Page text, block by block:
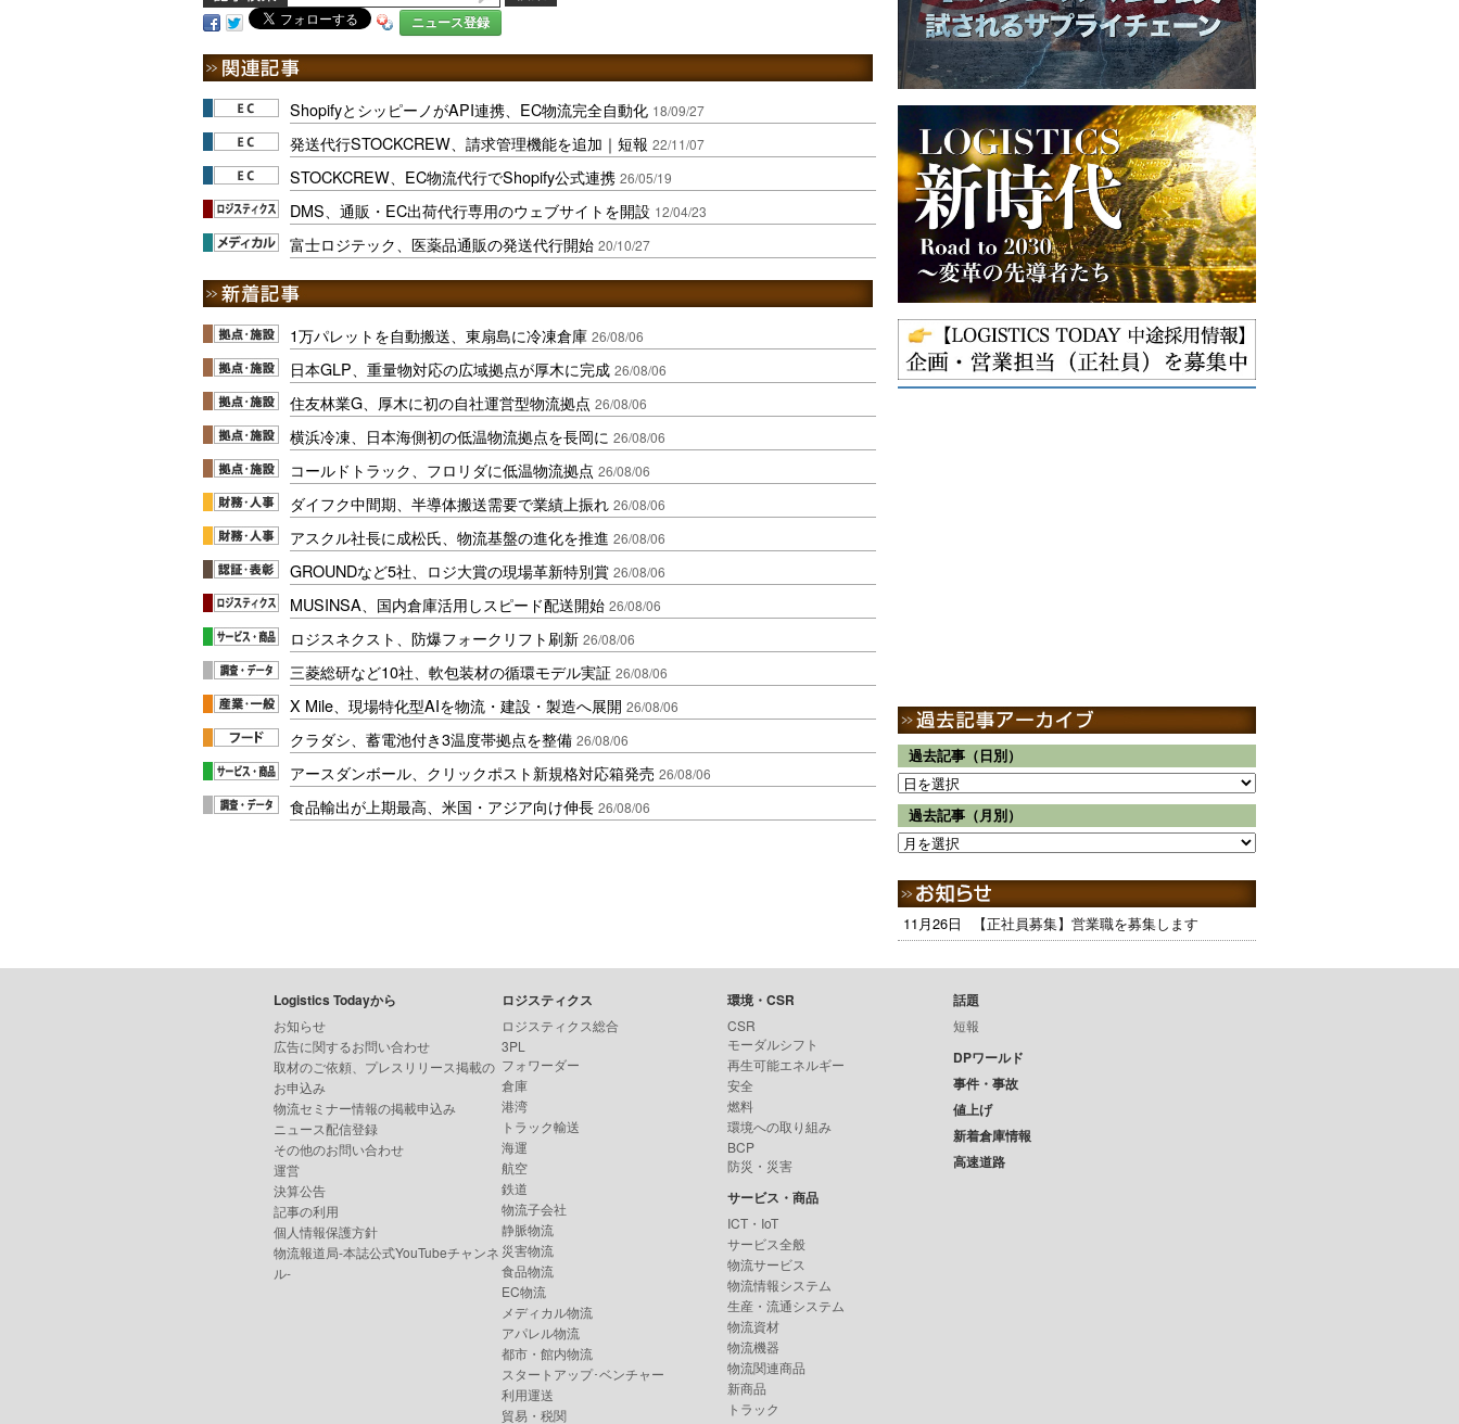
ニュース登録
ShopifyとシッピーノがAPI連携、EC物流完全自動化 18/09/27
発送代行STOCKCREW、請求管理機能を追加｜短報 22/11/07
STOCKCREW、EC物流代行でShopify公式連携 26/05/19
DMS、通販・EC出荷代行専用のウェブサイトを開設 12/04/23
富士ロジテック、医薬品通販の発送代行開始 20/10/27
1万パレットを自動搬送、東扇島に冷凍倉庫 26/08/06
日本GLP、重量物対応の広域拠点が厚木に完成 26/08/06
住友林業G、厚木に初の自社運営型物流拠点 26/08/06
横浜冷凍、日本海側初の低温物流拠点を長岡に 26/08/06
コールドトラック、フロリダに低温物流拠点 26/08/06
ダイフク中間期、半導体搬送需要で業績上振れ 26/08/06
アスクル社長に成松氏、物流基盤の進化を推進 26/08/06
GROUNDなど5社、ロジ大賞の現場革新特別賞 26/08/06
MUSINSA、国内倉庫活用しスピード配送開始 26/08/06
ロジスネクスト、防爆フォークリフト刷新 26/08/06
三菱総研など10社、軟包装材の循環モデル実証 26/08/06
X Mile、現場特化型AIを物流・建設・製造へ展開 26/08/06
クラダシ、蓄電池付き3温度帯拠点を整備 26/08/06
アースダンボール、クリックポスト新規格対応箱発売 26/08/06
食品輸出が上期最高、米国・アジア向け伸長 26/08/06
過去記事（日別）
過去記事（月別）
11月26日 【正社員募集】営業職を募集します
Logistics Todayから
お知らせ
広告に関するお問い合わせ
取材のご依頼、プレスリリース掲載の
お申込み
物流セミナー情報の掲載申込み
ニュース配信登録
その他のお問い合わせ
運営
決算公告
記事の利用
個人情報保護方針
物流報道局-本誌公式YouTubeチャンネ
ル-
ロジスティクス
ロジスティクス総合
3PL
フォワーダー
倉庫
港湾
トラック輸送
海運
航空
鉄道
物流子会社
静脈物流
災害物流
食品物流
EC物流
メディカル物流
アパレル物流
都市・館内物流
スタートアップ･ベンチャー
利用運送
貿易・税関
環境・CSR
CSR
モーダルシフト
再生可能エネルギー
安全
燃料
環境への取り組み
BCP
防災・災害
サービス・商品
ICT・IoT
サービス全般
物流サービス
物流情報システム
生産・流通システム
物流資材
物流機器
物流関連商品
新商品
トラック
話題
短報
DPワールド
事件・事故
値上げ
新着倉庫情報
高速道路